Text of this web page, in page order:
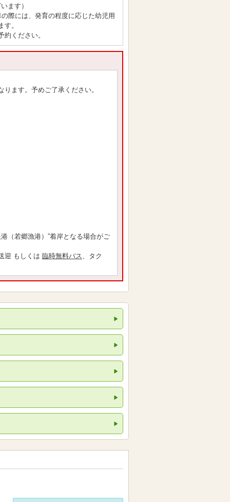
ます）
際には、発育の程度に応じた幼児用
。
ください。
ます。予めご了承ください。
（若郷漁港）”着岸となる場合がご
迎 もしくは 臨時無料バス 、タク